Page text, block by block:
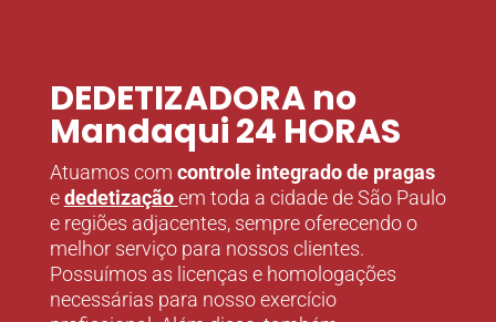
DEDETIZADORA no
Mandaqui 24 HORAS
Atuamos com controle integrado de pragas
ededetização em toda a cidade de São Paulo
e regiões adjacentes, sempre oferecendo o
melhor serviço para nossos clientes.
Possuímos as licenças e homologações
necessárias para nosso exercício